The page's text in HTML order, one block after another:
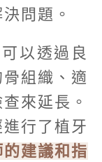
問題。
以透過良
組織、適
來延長。
行了植牙
建議和指